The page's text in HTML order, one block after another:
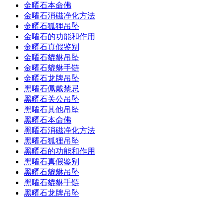
金曜石本命佛
金曜石消磁净化方法
金曜石狐狸吊坠
金曜石的功能和作用
金曜石真假鉴别
金曜石貔貅吊坠
金曜石貔貅手链
金曜石龙牌吊坠
黑曜石佩戴禁忌
黑曜石关公吊坠
黑曜石其他吊坠
黑曜石本命佛
黑曜石消磁净化方法
黑曜石狐狸吊坠
黑曜石的功能和作用
黑曜石真假鉴别
黑曜石貔貅吊坠
黑曜石貔貅手链
黑曜石龙牌吊坠